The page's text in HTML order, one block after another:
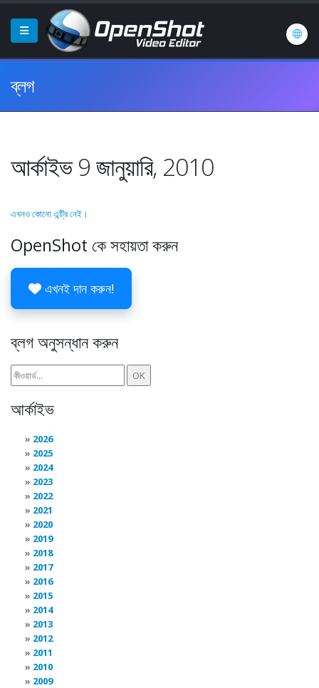
ব্লগ
আর্কাইভ 9 জানুয়ারি, 2010
এখনও কোনো এন্ট্রি নেই।
OpenShot কে সহায়তা করুন
এখনই দান করুন!
ব্লগ অনুসন্ধান করুন
আর্কাইভ
2026
2025
2024
2023
2022
2021
2020
2019
2018
2017
2016
2015
2014
2013
2012
2011
2010
2009